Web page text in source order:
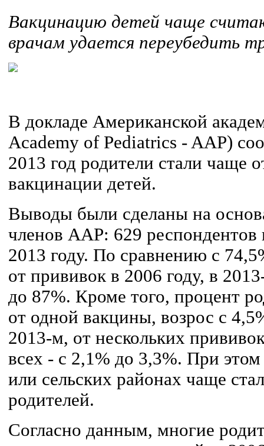
Вакцинацию детей чаще
врачам удается переубедить
В докладе Американской
Academy of Pediatrics - AAP)
2013 год родители стали чаще
вакцинации детей.
Выводы были сделаны на
членов AAP: 629 респондентов
2013 году. По сравнению с
от прививок в 2006 году, в
до 87%. Кроме того, процент
от одной вакцины, возрос с
2013-м, от нескольких
всех - с 2,1% до 3,3%. При
или сельских районах чаще
родителей.
Согласно данным, многие